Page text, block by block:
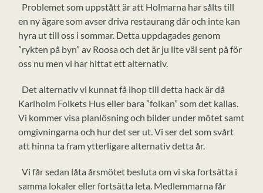
Problemet som uppstått är att Holmarna har sålts till
en ny ägare som avser driva restaurang där och inte kan
hyra ut till oss i sommar. Detta uppdagades genom
”rykten på byn” av Roosa och det är ju lite väl sent på för
oss nu men vi har hittat ett alternativ.
Det alternativ vi kunnat få ihop till detta hack är då
Karlholm Folkets Hus eller bara ”folkan” som det kallas.
Vi kommer visa planlösning och bilder under mötet samt
omgivningarna och hur det ser ut. Vi ser det som svårt
att hinna ta fram ytterligare alternativ detta år.
Vi får sedan låta årsmötet besluta om vi ska fortsätta i
samma lokaler eller fortsätta leta. Medlemmarna får